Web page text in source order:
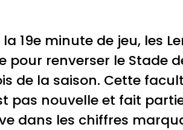
19e minute de jeu, les
renverser le Stade
de la saison. Cette
pas nouvelle et fait
dans les chiffres